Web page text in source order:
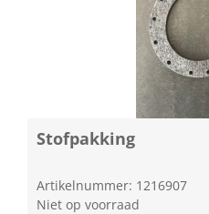
Stofpakking
Artikelnummer: 1216907
Niet op voorraad